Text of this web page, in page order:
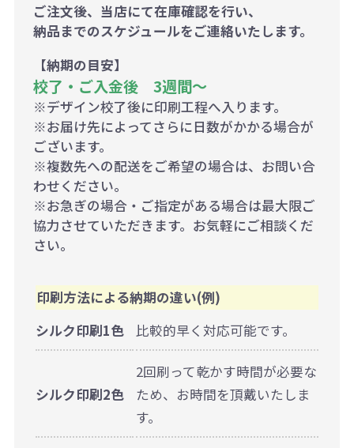
ご注文後、当店にて在庫確認を行い、
納品までのスケジュールをご連絡いたします。
【納期の目安】
校了・ご入金後 3週間～
※デザイン校了後に印刷工程へ入ります。
※お届け先によってさらに日数がかかる場合が
ございます。
※複数先への配送をご希望の場合は、お問い合
わせください。
※お急ぎの場合・ご指定がある場合は最大限ご
協力させていただきます。お気軽にご相談くだ
さい。
印刷方法による納期の違い(例)
シルク印刷1色
比較的早く対応可能です。
シルク印刷2色
2回刷って乾かす時間が必要な
ため、お時間を頂戴いたしま
す。